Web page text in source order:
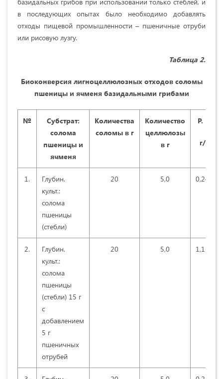
в последующих опытах было необходимо добавлять
отходы пищевой промышленности – пшеничные отруби
или рисовую лузгу.
Таблица 2.
Биоконверсия лигноцеллюлозных отходов соломы
пшеницы и ячменя базидальными грибами
№
Субстрат:
солома
пшеницы и
ячменя
Количества
соломы в г
Количество
целлюлозы
в г
Р. В.
г/л
1.
Глубин.
культ.:
солома
пшеницы
(стебли)
20 5,0 0,240
2.
Глубин.
культ.:
солома
пшеницы
(стебли) 15 г
с
добавлением
5 г
пшеничных
отрубей
20 5,0 1,165